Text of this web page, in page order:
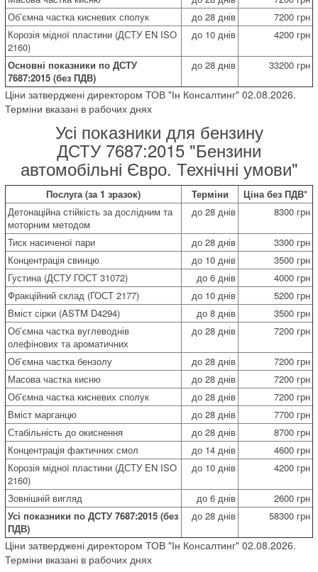
Об’ємна частка кисневих сполук
до 28 днів
7200 грн
Корозія мідної пластини (ДСТУ EN ISO
2160)
до 10 днів 4200 грн
Основні показники по ДСТУ
7687:2015 (без ПДВ)
до 28 днів 33200 грн
Ціни затверджені директором ТОВ "Ін Консалтинг" 02.08.2026.
Терміни вказані в рабочих днях
Усі показники для бензину
ДСТУ 7687:2015 "Бензини
автомобільні Євро. Технічні умови"
Послуга (за 1 зразок) Терміни
Ціна без ПДВ*
Детонаційна стійкість за дослідним та
моторним методом
до 28 днів 8300 грн
Тиск насиченої пари до 28 днів
3300 грн
Концентрація свинцю
до 10 днів
3500 грн
Густина (ДСТУ ГОСТ 31072)
до 6 днів
4000 грн
Фракційний склад (ГОСТ 2177)
до 10 днів
5200 грн
Вміст сірки (ASTM D4294)
до 8 днів
3500 грн
Об’ємна частка вуглеводнів
олефінових та ароматичних
до 28 днів 7200 грн
Об’ємна частка бензолу до 28 днів
7200 грн
Масова частка кисню
до 28 днів
7200 грн
Об’ємна частка кисневих сполук
до 28 днів
7200 грн
Вміст марганцю
до 28 днів
7700 грн
Стабільність до окиснення
до 28 днів
8700 грн
Концентрація фактичних смол
до 14 днів
4600 грн
Корозія мідної пластини (ДСТУ EN ISO
2160)
до 10 днів 4200 грн
Зовнішній вигляд до 6 днів
2600 грн
Усі показники по ДСТУ 7687:2015 (без
ПДВ)
до 28 днів 58300 грн
Ціни затверджені директором ТОВ "Ін Консалтинг" 02.08.2026.
Терміни вказані в рабочих днях